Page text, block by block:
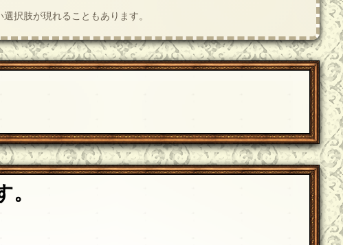
択肢が現れることもあります。